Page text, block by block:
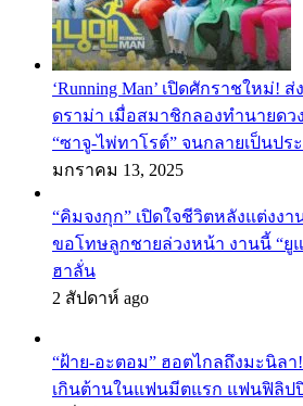
‘Running Man’ เปิดศักราชใหม่!
ดราม่า เมื่อสมาชิกลองทำนายดว
“ซาจู-ไพ่ทาโรต์” จนกลายเป็นปร
มกราคม 13, 2025
“คิมจงกุก” เปิดใจชีวิตหลังแต่งง
ขอโทษลูกชายล่วงหน้า งานนี้ “ยู
ฮาลั่น
2 สัปดาห์ ago
“ฝ้าย-อะตอม” ฮอตไกลถึงมะนิล
เกินต้านในแฟนมีตแรก แฟนฟิลิป